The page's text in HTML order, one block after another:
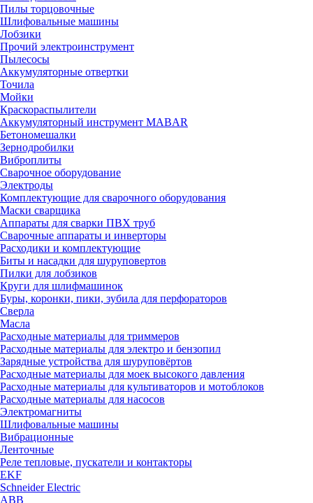
Пилы торцовочные
Шлифовальные машины
Лобзики
Прочий электроинструмент
Пылесосы
Аккумуляторные отвертки
Точила
Мойки
Краскораспылители
Аккумуляторный инструмент MABAR
Бетономешалки
Зернодробилки
Виброплиты
Сварочное оборудование
Электроды
Комплектующие для сварочного оборудования
Маски сварщика
Аппараты для сварки ПВХ труб
Сварочные аппараты и инверторы
Расходики и комплектующие
Биты и насадки для шуруповертов
Пилки для лобзиков
Круги для шлифмашинок
Буры, коронки, пики, зубила для перфораторов
Сверла
Масла
Расходные материалы для триммеров
Расходные материалы для электро и бензопил
Зарядные устройства для шуруповёртов
Расходные материалы для моек высокого давления
Расходные материалы для культиваторов и мотоблоков
Расходные материалы для насосов
Электромагниты
Шлифовальные машины
Вибрационные
Ленточные
Реле тепловые, пускатели и контакторы
EKF
Schneider Electric
ABB